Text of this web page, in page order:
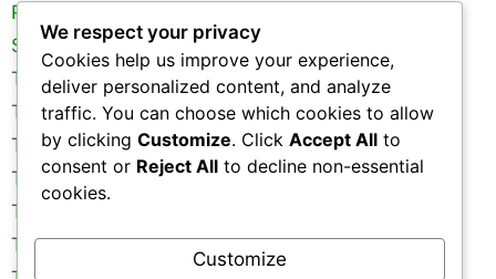
Plastico para Estufa
Silagem
Tanques de Peixes
Tela de Sombreamento
Tela Mosquiteira
Tela para Galinheiro
Tela para Pinteiro
Tela para Viveiro
We respect your privacy
Cookies help us improve your experience,
deliver personalized content, and analyze
traffic. You can choose which cookies to allow
by clicking Customize. Click Accept All to
consent or Reject All to decline non-essential
cookies.
Customize